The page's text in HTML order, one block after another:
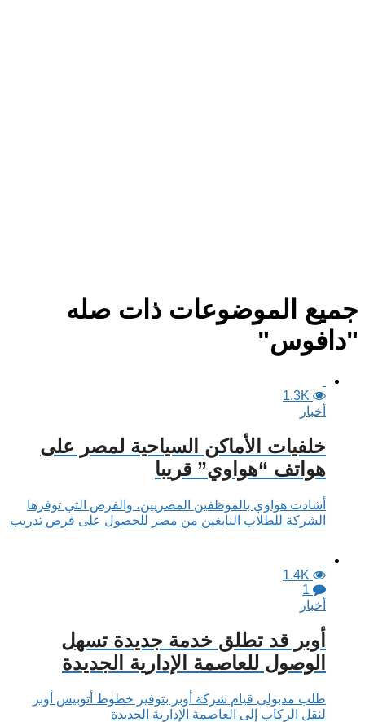
جميع الموضوعات ذات صله
"دافوس"
1.3K
أخبار
خلفيات الأماكن السياحية لمصر على
هواتف “هواوي” قريبا
أشادت هواوي بالموظفين المصريين، والفرص التي توفرها
الشركة للطلاب النابغين من مصر للحصول على فرص تدريب
1.4K
1
أخبار
أوبر قد تطلق خدمة جديدة تسهل
الوصول للعاصمة الإدارية الجديدة
طلب مدبولى قيام شركة أوبر بتوفير خطوط أتوبيس أوبر
لنقل الركاب إلى العاصمة الإدارية الجديدة